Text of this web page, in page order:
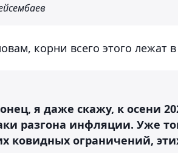
корни всего этого лежат
я даже скажу, к осени
разгона инфляции. Уже
ковидных ограничений,